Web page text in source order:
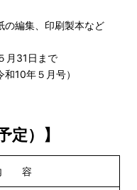
編集、印刷製本など
31日まで
10年５月号）
定）】
容